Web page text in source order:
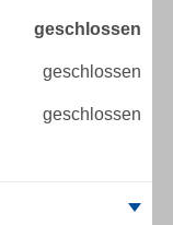
geschlossen
geschlossen
geschlossen